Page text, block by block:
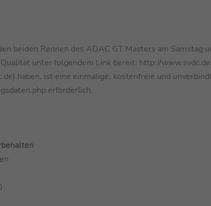
beiden Rennen des ADAC GT Masters am Samstag
unter folgendem Link bereit: http://
haben, ist eine einmalige, kostenfreie und
erforderlich.